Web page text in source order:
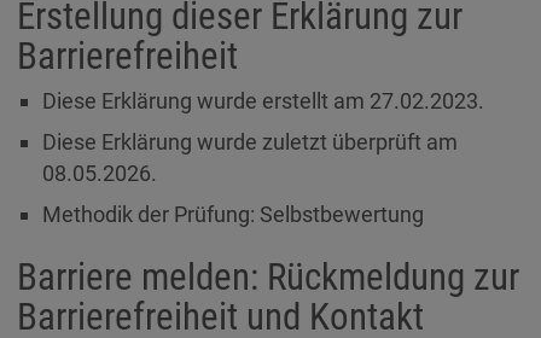
Optional sind externe Inhalte auf den Seiten dieser Website
eingebunden. Das können Kartendienste wie z.B. Google Maps sein
Erstellung dieser Erklärung zur
Barrierefreiheit
Diese Erklärung wurde erstellt am 27.02.2023.
Diese Erklärung wurde zuletzt überprüft am
08.05.2026.
Methodik der Prüfung: Selbstbewertung
Barriere melden: Rückmeldung zur
Barrierefreiheit und Kontakt